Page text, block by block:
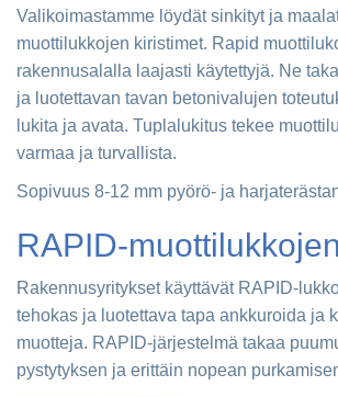
Valikoimastamme löydät sinkityt ja
muottilukkojen kiristimet. Rapid
rakennusalalla laajasti käytettyjä. Ne
ja luotettavan tavan betonivalujen
lukita ja avata. Tuplalukitus tekee
varmaa ja turvallista.
Sopivuus 8-12 mm pyörö- ja
RAPID-
Rakennusyritykset käyttävät RAPID-
tehokas ja luotettava tapa ankkuroida ja
muotteja. RAPID-järjestelmä takaa
pystytyksen ja erittäin nopean